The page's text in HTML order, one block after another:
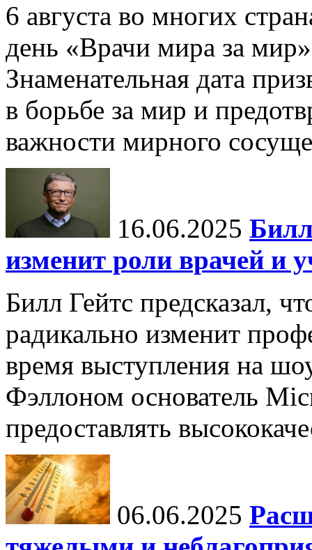
6 августа во многих
день «Врачи мира за
Знаменательная дата
в борьбе за мир и
важности мирного
16.06.2025
изменит роли врачей и
Билл Гейтс предсказал,
радикально изменит
время выступления на
Фэллоном основатель
предоставлять
06.06.2025